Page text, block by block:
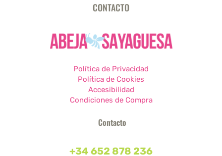
CONTACTO
Política de Privacidad
Política de Cookies
Accesibilidad
Condiciones de Compra
Contacto
+34 652 878 236